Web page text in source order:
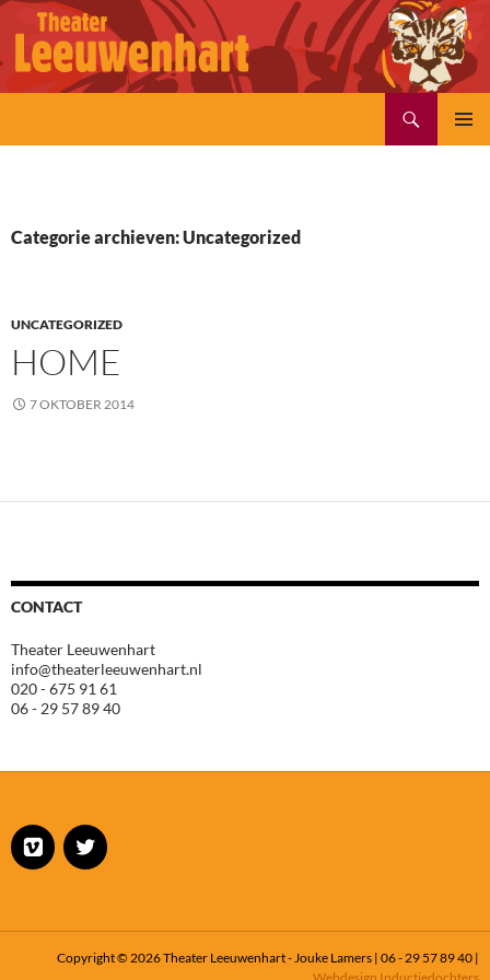
Ga
naar
de
inhoud
Categorie archieven: Uncategorized
UNCATEGORIZED
HOME
7 OKTOBER 2014
CONTACT
Theater Leeuwenhart
info@theaterleeuwenhart.nl
020 - 675 91 61
06 - 29 57 89 40
Copyright © 2026 Theater Leeuwenhart - Jouke Lamers | 06 - 29 57 89 40 |